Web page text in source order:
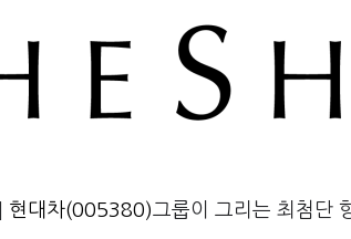
현대차(005380)그룹이 그리는 최첨단